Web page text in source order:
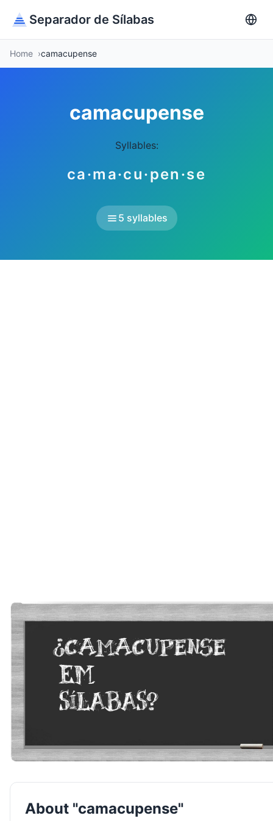
Separador de Sílabas
Home camacupense
camacupense
Syllables:
ca·ma·cu·pen·se
5 syllables
About "camacupense"